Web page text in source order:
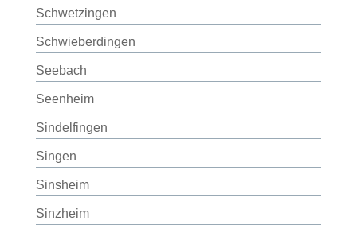
Schwetzingen
Schwieberdingen
Seebach
Seenheim
Sindelfingen
Singen
Sinsheim
Sinzheim